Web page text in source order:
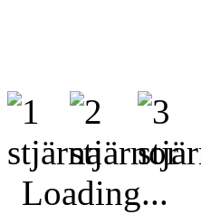
Loading...